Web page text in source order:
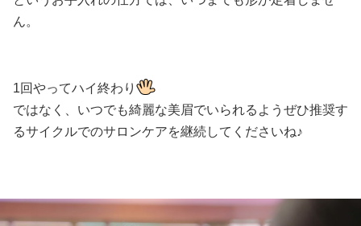
ん。
1回やってハイ終わり
ではなく、いつでも綺麗な美眉でいられるようぜひ推奨す
るサイクルでのサロンケアを継続してくださいね♪